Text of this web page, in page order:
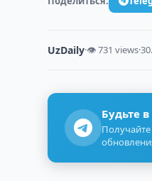
UzDaily·👁 731 views·
Будьте